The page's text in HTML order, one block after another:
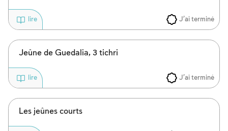
J'ai terminé
lire
Jeûne de Guedalia, 3 tichri
J'ai terminé
lire
Les jeûnes courts